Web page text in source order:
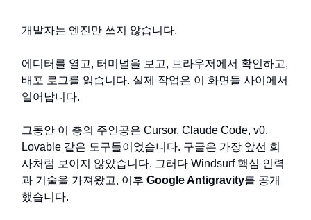
개발자는 엔진만 쓰지 않습니다.
에디터를 열고, 터미널을 보고, 브라우저에서 확인하고,
배포 로그를 읽습니다. 실제 작업은 이 화면들 사이에서
일어납니다.
그동안 이 층의 주인공은 Cursor, Claude Code, v0,
Lovable 같은 도구들이었습니다. 구글은 가장 앞선 회
사처럼 보이지 않았습니다. 그러다 Windsurf 핵심 인력
과 기술을 가져왔고, 이후 Google Antigravity를 공개
했습니다.